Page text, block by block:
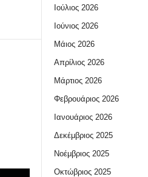
Ιούλιος 2026
Ιούνιος 2026
Μάιος 2026
Απρίλιος 2026
Μάρτιος 2026
Φεβρουάριος 2026
Ιανουάριος 2026
Δεκέμβριος 2025
Νοέμβριος 2025
Οκτώβριος 2025